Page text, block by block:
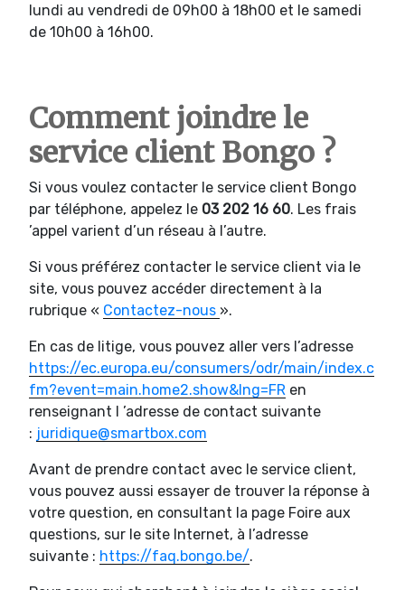
lundi au vendredi de 09h00 à 18h00 et le samedi
de 10h00 à 16h00.
Comment joindre le
service client Bongo ?
Si vous voulez contacter le service client Bongo
par téléphone, appelez le 03 202 16 60. Les frais
’appel varient d’un réseau à l’autre.
Si vous préférez contacter le service client via le
site, vous pouvez accéder directement à la
rubrique « Contactez-nous ».
En cas de litige, vous pouvez aller vers l’adresse
https://ec.europa.eu/consumers/odr/main/index.c
fm?event=main.home2.show&lng=FR en
renseignant l ’adresse de contact suivante
: juridique@smartbox.com
Avant de prendre contact avec le service client,
vous pouvez aussi essayer de trouver la réponse à
votre question, en consultant la page Foire aux
questions, sur le site Internet, à l’adresse
suivante : https://faq.bongo.be/.